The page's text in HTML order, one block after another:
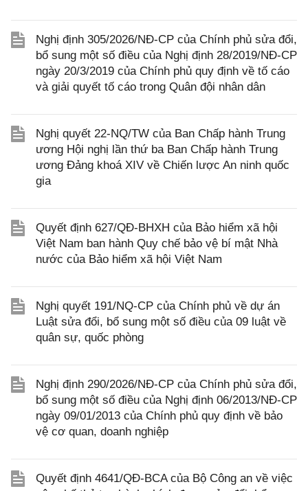
Nghị định 305/2026/NĐ-CP của Chính phủ sửa đổi,
bổ sung một số điều của Nghị định 28/2019/NĐ-CP
ngày 20/3/2019 của Chính phủ quy định về tố cáo
và giải quyết tố cáo trong Quân đội nhân dân
Nghị quyết 22-NQ/TW của Ban Chấp hành Trung
ương Hội nghị lần thứ ba Ban Chấp hành Trung
ương Đảng khoá XIV về Chiến lược An ninh quốc
gia
Quyết định 627/QĐ-BHXH của Bảo hiểm xã hội
Việt Nam ban hành Quy chế bảo vệ bí mật Nhà
nước của Bảo hiểm xã hội Việt Nam
Nghị quyết 191/NQ-CP của Chính phủ về dự án
Luật sửa đổi, bổ sung một số điều của 09 luật về
quân sự, quốc phòng
Nghị định 290/2026/NĐ-CP của Chính phủ sửa đổi,
bổ sung một số điều của Nghị định 06/2013/NĐ-CP
ngày 09/01/2013 của Chính phủ quy định về bảo
vệ cơ quan, doanh nghiệp
Quyết định 4641/QĐ-BCA của Bộ Công an về việc